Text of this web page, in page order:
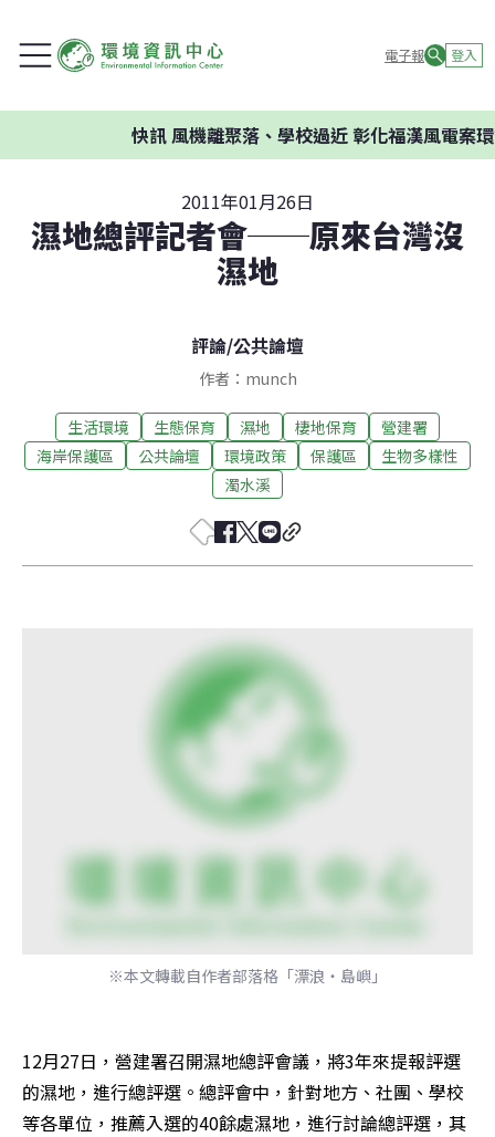
電子報 登入
風機離聚落、學校過近 彰化福漢風電案環委建議
2011年01月26日
濕地總評記者會──原來台灣沒
濕地
評論/公共論壇
作者：munch
生活環境 生態保育 濕地 棲地保育
營建署
海岸保護區
公共論壇 環境政策 保護區
生物多樣性
濁水溪
※本文轉載自作者部落格「漂浪‧島嶼」
12月27日，營建署召開濕地總評會議，將3年來提報評選
的濕地，進行總評選。總評會中，針對地方、社團、學校
等各單位，推薦入選的40餘處濕地，進行討論總評選，其